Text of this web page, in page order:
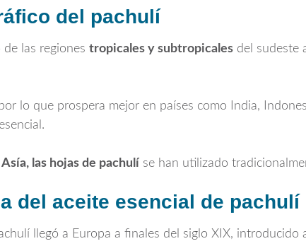
del pachulí
de las regiones tropicales y subtropicales del sudeste
lo que prospera mejor en países como India,
las hojas de pachulí se han utilizado
del aceite esencial de pachulí
llegó a Europa a finales del siglo XIX,